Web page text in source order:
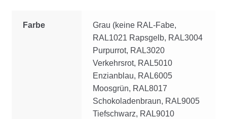
Farbe
Grau (keine RAL-Fabe,
RAL1021 Rapsgelb, RAL3004
Purpurrot, RAL3020
Verkehrsrot, RAL5010
Enzianblau, RAL6005
Moosgrün, RAL8017
Schokoladenbraun, RAL9005
Tiefschwarz, RAL9010